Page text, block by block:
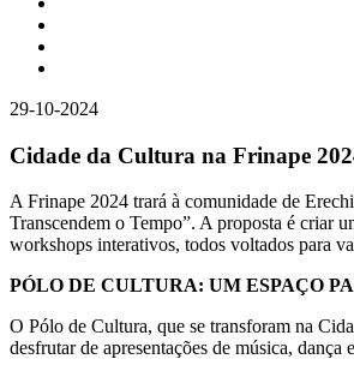
29-10-2024
Cidade da Cultura na Frinape
A Frinape 2024 trará à comunidade de
Transcendem o Tempo”. A proposta é criar
workshops interativos, todos voltados para
PÓLO DE CULTURA: UM ESPAÇO
O Pólo de Cultura, que se transforam na
desfrutar de apresentações de música,